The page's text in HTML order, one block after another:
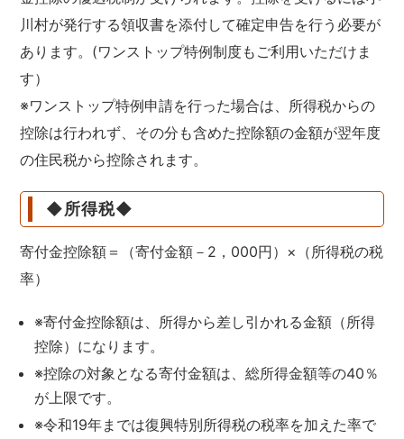
川村が発行する領収書を添付して確定申告を行う必要が
あります。(ワンストップ特例制度もご利用いただけま
す）
※ワンストップ特例申請を行った場合は、所得税からの
控除は行われず、その分も含めた控除額の金額が翌年度
の住民税から控除されます。
◆所得税◆
寄付金控除額＝（寄付金額－2，000円）×（所得税の税
率）
※寄付金控除額は、所得から差し引かれる金額（所得
控除）になります。
※控除の対象となる寄付金額は、総所得金額等の40％
が上限です。
※令和19年までは復興特別所得税の税率を加えた率で